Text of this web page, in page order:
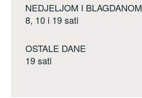
NEDJELJOM I BLAGDANOM
8, 10 i 19 sati
OSTALE DANE
19 sati